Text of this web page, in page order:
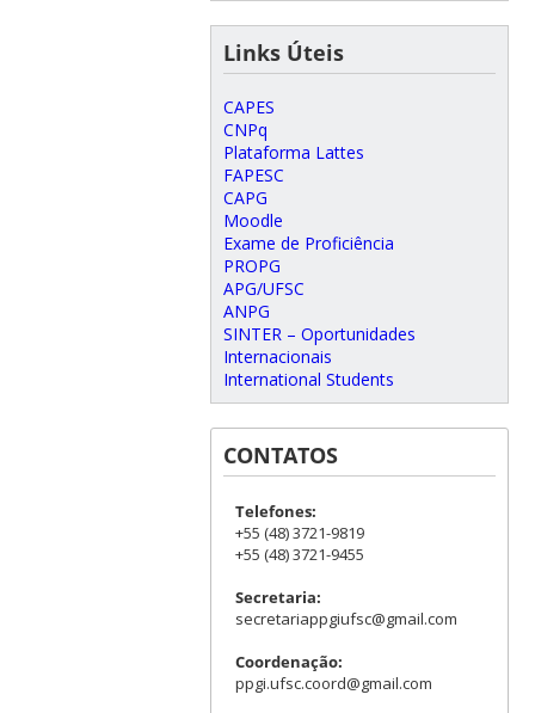
Links Úteis
CAPES
CNPq
Plataforma Lattes
FAPESC
CAPG
Moodle
Exame de Proficiência
PROPG
APG/UFSC
ANPG
SINTER – Oportunidades
Internacionais
International Students
CONTATOS
Telefones:
+55 (48) 3721-9819
+55 (48) 3721-9455
Secretaria:
secretariappgiufsc@gmail.com
Coordenação:
ppgi.ufsc.coord@gmail.com